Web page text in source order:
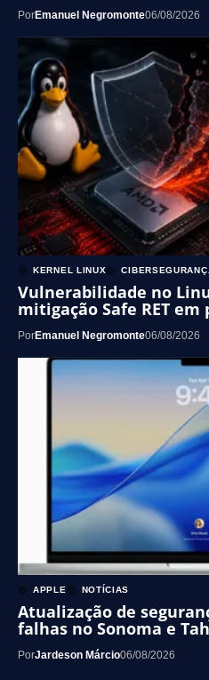
PorEmanuel Negromonte06/08/2026
KERNEL LINUX
Vulnerabilidade no
mitigação Safe RET em
PorEmanuel Negromonte06/08/2026
APPLE NOTÍCIAS
Atualização de
falhas no Sonoma e
PorJardeson Márcio06/08/2026